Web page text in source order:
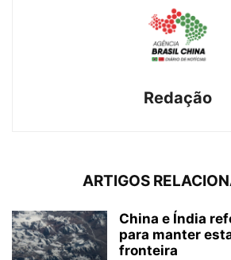
Redação
ARTIGOS
China e Índia
para manter
fronteira